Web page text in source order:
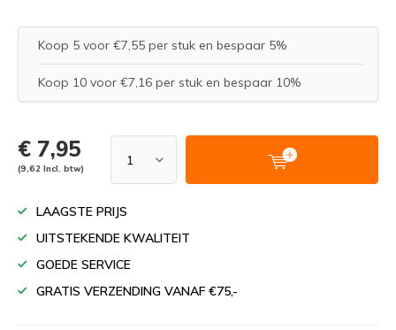
Koop 5 voor €7,55 per stuk en bespaar 5%
Koop 10 voor €7,16 per stuk en bespaar 10%
€ 7,95
(9,62 Incl. btw)
LAAGSTE PRIJS
UITSTEKENDE KWALITEIT
GOEDE SERVICE
GRATIS VERZENDING VANAF €75,-